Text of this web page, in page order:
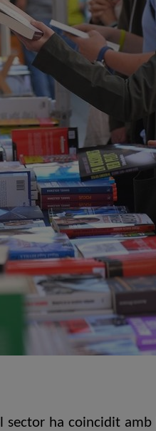
ha coincidit